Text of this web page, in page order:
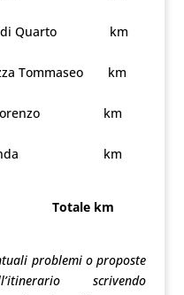
di Quarto km
Tommaseo km
Lorenzo km
km
Totale km
problemi o proposte
scrivendo